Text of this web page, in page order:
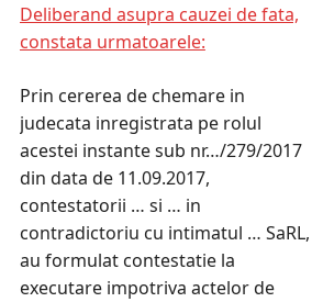
Deliberand asupra cauzei de fata,
constata urmatoarele:
Prin cererea de chemare in
judecata inregistrata pe rolul
acestei instante sub nr…/279/2017
din data de 11.09.2017,
contestatorii … si … in
contradictoriu cu intimatul … SaRL,
au formulat contestatie la
executare impotriva actelor de